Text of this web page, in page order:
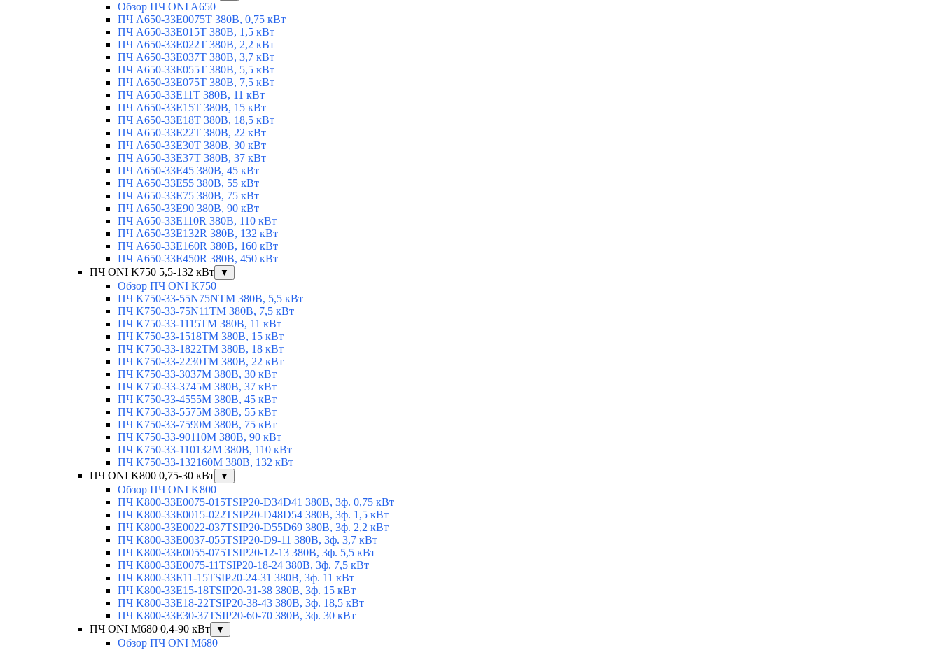
Обзор ПЧ ONI A650
ПЧ A650-33E0075T 380В, 0,75 кВт
ПЧ A650-33E015T 380В, 1,5 кВт
ПЧ A650-33E022T 380В, 2,2 кВт
ПЧ A650-33E037T 380В, 3,7 кВт
ПЧ A650-33E055T 380В, 5,5 кВт
ПЧ A650-33E075T 380В, 7,5 кВт
ПЧ A650-33E11T 380В, 11 кВт
ПЧ A650-33E15T 380В, 15 кВт
ПЧ A650-33E18T 380В, 18,5 кВт
ПЧ A650-33E22T 380В, 22 кВт
ПЧ A650-33E30T 380В, 30 кВт
ПЧ A650-33E37T 380В, 37 кВт
ПЧ A650-33E45 380В, 45 кВт
ПЧ A650-33E55 380В, 55 кВт
ПЧ A650-33E75 380В, 75 кВт
ПЧ A650-33E90 380В, 90 кВт
ПЧ A650-33E110R 380В, 110 кВт
ПЧ A650-33E132R 380В, 132 кВт
ПЧ A650-33E160R 380В, 160 кВт
ПЧ A650-33E450R 380В, 450 кВт
ПЧ ONI K750 5,5-132 кВт
▼
Обзор ПЧ ONI K750
ПЧ K750-33-55N75NTM 380В, 5,5 кВт
ПЧ K750-33-75N11TM 380В, 7,5 кВт
ПЧ K750-33-1115TM 380В, 11 кВт
ПЧ K750-33-1518TM 380В, 15 кВт
ПЧ K750-33-1822TM 380В, 18 кВт
ПЧ K750-33-2230TM 380В, 22 кВт
ПЧ K750-33-3037M 380В, 30 кВт
ПЧ K750-33-3745M 380В, 37 кВт
ПЧ K750-33-4555M 380В, 45 кВт
ПЧ K750-33-5575M 380В, 55 кВт
ПЧ K750-33-7590M 380В, 75 кВт
ПЧ K750-33-90110M 380В, 90 кВт
ПЧ K750-33-110132M 380В, 110 кВт
ПЧ K750-33-132160M 380В, 132 кВт
ПЧ ONI K800 0,75-30 кВт
▼
Обзор ПЧ ONI K800
ПЧ K800-33E0075-015TSIP20-D34D41 380В, 3ф. 0,75 кВт
ПЧ K800-33E0015-022TSIP20-D48D54 380В, 3ф. 1,5 кВт
ПЧ K800-33E0022-037TSIP20-D55D69 380В, 3ф. 2,2 кВт
ПЧ K800-33E0037-055TSIP20-D9-11 380В, 3ф. 3,7 кВт
ПЧ K800-33E0055-075TSIP20-12-13 380В, 3ф. 5,5 кВт
ПЧ K800-33E0075-11TSIP20-18-24 380В, 3ф. 7,5 кВт
ПЧ K800-33E11-15TSIP20-24-31 380В, 3ф. 11 кВт
ПЧ K800-33E15-18TSIP20-31-38 380В, 3ф. 15 кВт
ПЧ K800-33E18-22TSIP20-38-43 380В, 3ф. 18,5 кВт
ПЧ K800-33E30-37TSIP20-60-70 380В, 3ф. 30 кВт
ПЧ ONI M680 0,4-90 кВт
▼
Обзор ПЧ ONI M680